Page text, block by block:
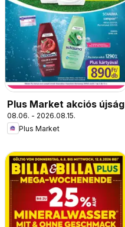
Plus Market akciós újság
08.06. - 2026.08.15.
Plus Market